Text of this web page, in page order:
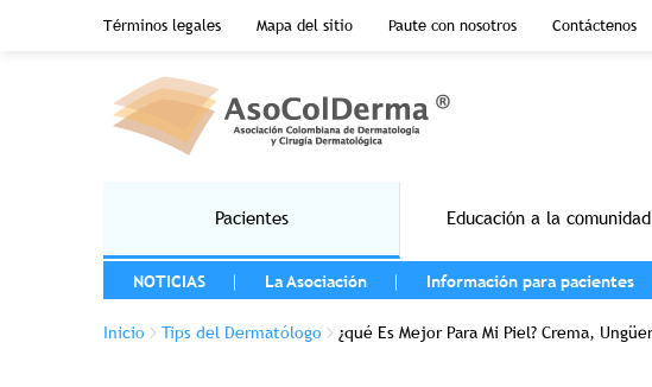
Pasar al contenido principal
Términos legales
Mapa del sitio Paute con nosotros Contáctenos
Pacientes Educación a la comunidad
MENU LEFT
NOTICIAS
La Asociación Información para pacientes
Sobrescribir enlaces de ayuda a la navegación
Inicio Tips del Dermatólogo ¿qué Es Mejor Para Mi Piel? Crema,